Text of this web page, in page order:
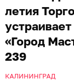
летия
«Город
239
КАЛИНИНГРАД